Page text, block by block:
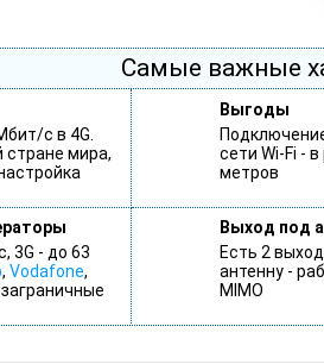
Самые важные
с в 4G.
стране мира,
Выгоды
сети Wi-Fi -
метров
3G - до 63
, Vodafone,
Выход под
Есть 2
антенну -
MIMO